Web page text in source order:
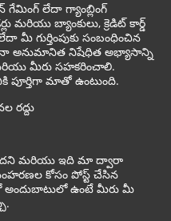
గేమింగ్ లేదా గ్యాంబ్లింగ్
మరియు బ్యాంకులు, క్రెడిట్ కార్డ్
మీ గుర్తింపుకు సంబంధించిన
అనుమానిత నిషేధిత అభ్యాసాన్ని
మీరు సహకరించాలి.
పూర్తిగా మాతో ఉంటుంది.
మరియు ఇది మా ద్వారా
కోసం పోస్ట్ చేసిన
అందుబాటులో ఉంటే మీరు మీ